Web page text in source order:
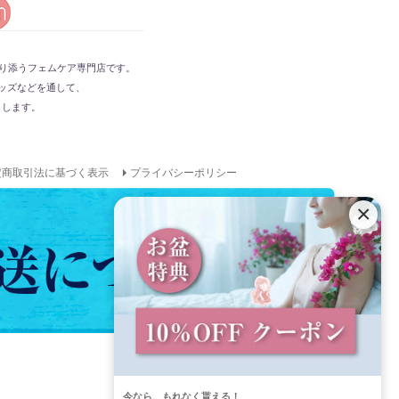
＋
取引法に基づく表示 プライバシーポリシー
うフェムケア専門店です。
などを通して、
ます。
×
今なら、もれなく貰える！